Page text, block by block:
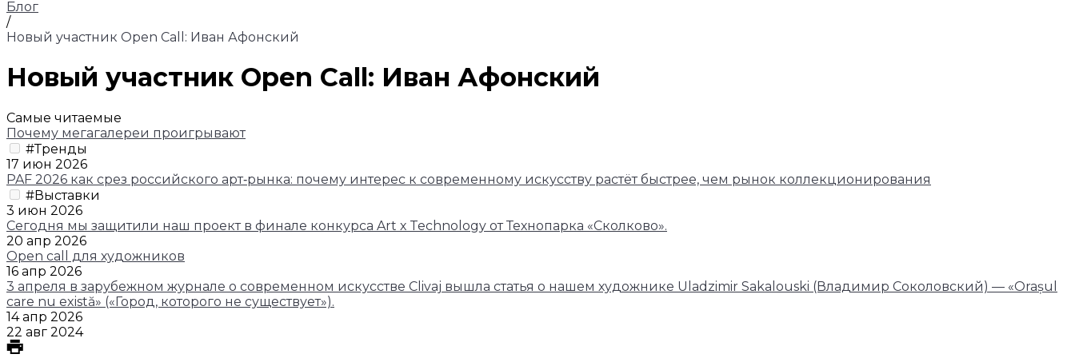
Блог
/
Новый участник Open Call: Иван Афонский
Новый участник Open Call: Иван Афонский
Самые читаемые
Почему мегагалереи проигрывают
#Тренды
17 июн 2026
PAF 2026 как срез российского арт‑рынка: почему интерес к современному искусству растёт быстрее, чем рынок коллекционирования
#Выставки
3 июн 2026
Сегодня мы защитили наш проект в финале конкурса Art х Technology от Технопарка «Сколково».
20 апр 2026
Open call для художников
16 апр 2026
3 апреля в зарубежном журнале о современном искусстве Clivaj вышла статья о нашем художнике Uladzimir Sakalouski (Владимир Соколовский) — «Orașul
care nu există» («Город, которого не существует»).
14 апр 2026
22 авг 2024